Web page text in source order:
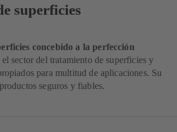
superficies
concebido a la perfección
sector del tratamiento de superficies y
para multitud de aplicaciones. Su
seguros y fiables.